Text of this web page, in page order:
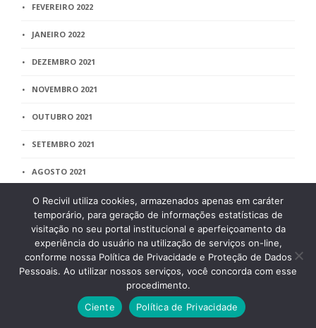
FEVEREIRO 2022
JANEIRO 2022
DEZEMBRO 2021
NOVEMBRO 2021
OUTUBRO 2021
SETEMBRO 2021
AGOSTO 2021
JULHO 2021
JUNHO 2021
MAIO 2021
MARÇO 2021
O Recivil utiliza cookies, armazenados apenas em caráter
temporário, para geração de informações estatísticas de
visitação no seu portal institucional e aperfeiçoamento da
experiência do usuário na utilização de serviços on-line,
conforme nossa Política de Privacidade e Proteção de Dados
Pessoais. Ao utilizar nossos serviços, você concorda com esse
procedimento.
Ciente
Política de Privacidade